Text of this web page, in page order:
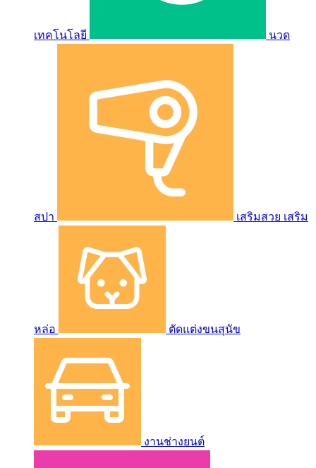
เทคโนโลยี นวด
สปา เสริมสวย เสริม
หล่อ ตัดแต่งขนสุนัข
งานช่างยนต์